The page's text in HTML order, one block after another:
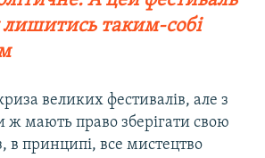
лишитись таким-собі
великих фестивалів, але з
ж мають право зберігати свою
в принципі, все мистецтво